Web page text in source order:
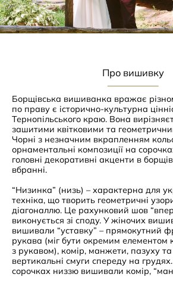
Про вишивку
Борщівська вишиванка вражає
по праву є історично-культурна
Тернопільського краю. Вона
зашитими квітковими та
Чорні з незначним вкрапленням
орнаментальні композиції на
головні декоративні акценти в
вбранні.
“Низинка” (низь) – характерна для
техніка, що творить геометричні
діагоналлю. Це рахунковий шов
виконується зі споду. У жіночих
вишивали “уставку” – прямокутний
рукава (міг бути окремим елементом
з рукавом), комір, манжети, пазуху та
вертикальні смуги спереду на
сорочках низзю вишивали комір,